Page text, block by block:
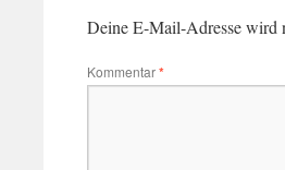
Deine E-Mail-Adresse wird
Kommentar*